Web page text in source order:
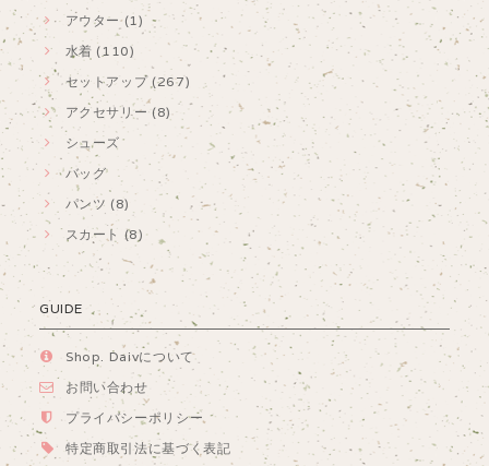
アウター (1)
水着 (110)
セットアップ (267)
アクセサリー (8)
シューズ
バッグ
パンツ (8)
スカート (8)
GUIDE
Shop. Daivについて
お問い合わせ
プライバシーポリシー
特定商取引法に基づく表記